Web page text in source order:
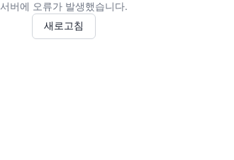
서버에 오류가 발생했습니다.
새로고침